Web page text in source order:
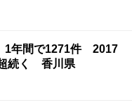
1年間で1271件 2017
続く 香川県